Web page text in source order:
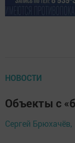
НОВОСТИ
Объекты с
Сергей Брюхачёв,